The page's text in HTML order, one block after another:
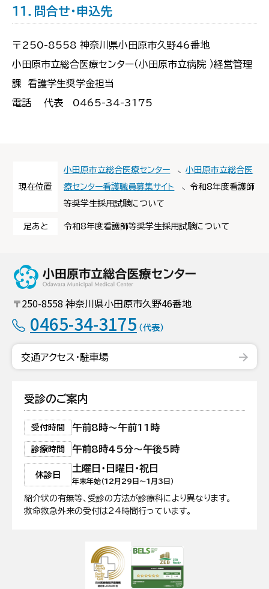
現在位置
小田原市立総合医療センター
小田原市立総合医
療センター看護職員募集サイト
令和8年度看護師
等奨学生採用試験について
足あと 令和8年度看護師等奨学生採用試験について
１１．問合せ・申込先
〒250-8558 神奈川県小田原市久野46番地
小田原市立総合医療センター（小田原市立病院 ）経営管理
課 看護学生奨学金担当
電話 代表 0465-34-3175
〒250-8558 神奈川県小田原市久野46番地
0465-34-3175 （代表）
交通アクセス・駐車場
受診のご案内
受付時間 午前8時〜午前11時
診療時間 午前8時45分〜午後5時
休診日
土曜日・日曜日・祝日
年末年始（12月29日〜1月3日）
紹介状の有無等、受診の方法が診療科により異なります。
救命救急外来の受付は24時間行っています。
日本医療機能評価機構認定病院